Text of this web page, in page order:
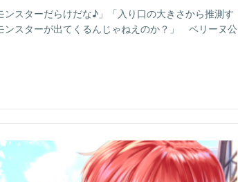
スターだらけだな♪」「入り口の大きさから推測す
ンスターが出てくるんじゃねえのか？」 ベリーヌ公